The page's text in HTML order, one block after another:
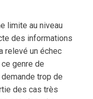
limite au niveau
des informations
relevé un échec
genre de
trop de
des cas très